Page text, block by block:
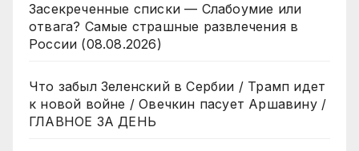
Засекреченные списки — Слабоумие или
отвага? Самые страшные развлечения в
России (08.08.2026)
Что забыл Зеленский в Сербии / Трамп идет
к новой войне / Овечкин пасует Аршавину /
ГЛАВНОЕ ЗА ДЕНЬ